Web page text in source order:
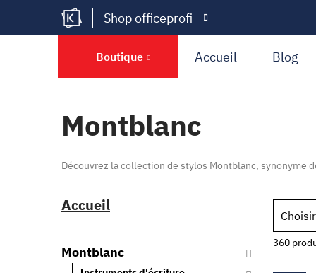
Shop officeprofi
Boutique Accueil Blog
Montblanc
Découvrez la collection de stylos Montblanc, synonyme
Choisir
360
Accueil
Montblanc